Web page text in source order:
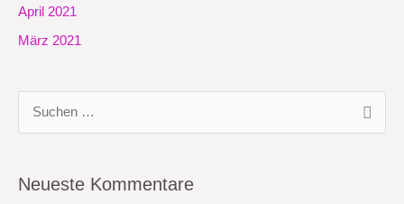
April 2021
März 2021
h
Neueste Kommentare